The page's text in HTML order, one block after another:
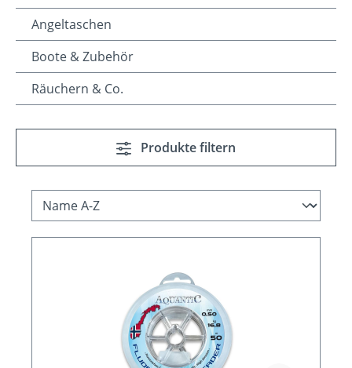
Angeltaschen
Boote & Zubehör
Räuchern & Co.
Produkte filtern